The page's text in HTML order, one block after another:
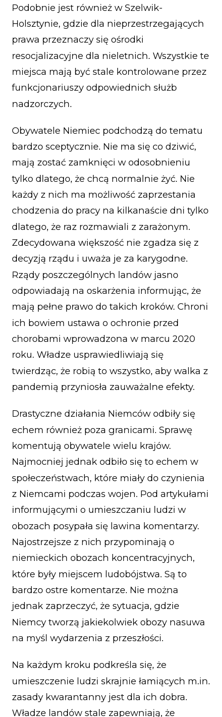
Podobnie jest również w Szelwik-
Holsztynie, gdzie dla nieprzestrzegających
prawa przeznaczy się ośrodki
resocjalizacyjne dla nieletnich. Wszystkie te
miejsca mają być stale kontrolowane przez
funkcjonariuszy odpowiednich służb
nadzorczych.
Obywatele Niemiec podchodzą do tematu
bardzo sceptycznie. Nie ma się co dziwić,
mają zostać zamknięci w odosobnieniu
tylko dlatego, że chcą normalnie żyć. Nie
każdy z nich ma możliwość zaprzestania
chodzenia do pracy na kilkanaście dni tylko
dlatego, że raz rozmawiali z zarażonym.
Zdecydowana większość nie zgadza się z
decyzją rządu i uważa je za karygodne.
Rządy poszczególnych landów jasno
odpowiadają na oskarżenia informując, że
mają pełne prawo do takich kroków. Chroni
ich bowiem ustawa o ochronie przed
chorobami wprowadzona w marcu 2020
roku. Władze usprawiedliwiają się
twierdząc, że robią to wszystko, aby walka z
pandemią przyniosła zauważalne efekty.
Drastyczne działania Niemców odbiły się
echem również poza granicami. Sprawę
komentują obywatele wielu krajów.
Najmocniej jednak odbiło się to echem w
społeczeństwach, które miały do czynienia
z Niemcami podczas wojen. Pod artykułami
informującymi o umieszczaniu ludzi w
obozach posypała się lawina komentarzy.
Najostrzejsze z nich przypominają o
niemieckich obozach koncentracyjnych,
które były miejscem ludobójstwa. Są to
bardzo ostre komentarze. Nie można
jednak zaprzeczyć, że sytuacja, gdzie
Niemcy tworzą jakiekolwiek obozy nasuwa
na myśl wydarzenia z przeszłości.
Na każdym kroku podkreśla się, że
umieszczenie ludzi skrajnie łamiących m.in.
zasady kwarantanny jest dla ich dobra.
Władze landów stale zapewniają, że